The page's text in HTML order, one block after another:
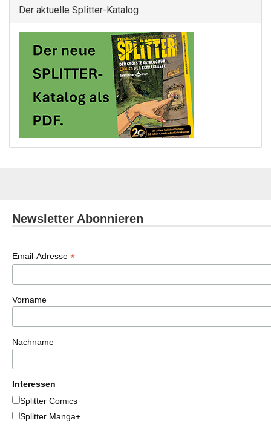
Der aktuelle Splitter-Katalog
Newsletter Abonnieren
Email-Adresse *
Vorname
Nachname
Interessen
Splitter Comics
Splitter Manga+